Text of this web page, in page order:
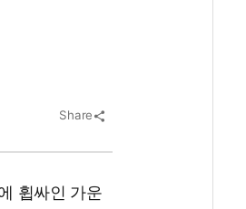
Share share
휩싸인 가운